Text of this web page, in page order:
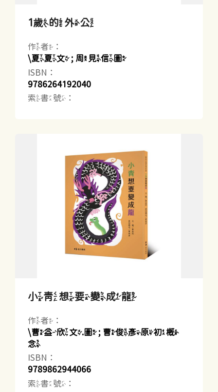
1歲的外公
作者：
\夏夏文 ; 周見信圖
ISBN：
9786264192040
索書號：
小青想要變成龍
作者：
\曹益欣文.圖 ; 曹俊彥原初概
念
ISBN：
9789862944066
索書號：